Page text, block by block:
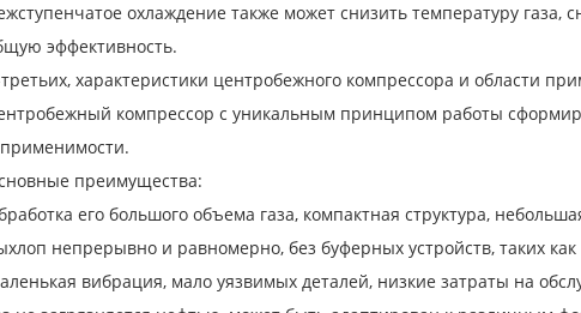
охлаждение также может снизить температуру газа,
эффективность.
характеристики центробежного компрессора и области
компрессор с уникальным принципом работы
преимущества:
его большого объема газа, компактная структура,
непрерывно и равномерно, без буферных устройств, таких
вибрация, мало уязвимых деталей, низкие затраты на